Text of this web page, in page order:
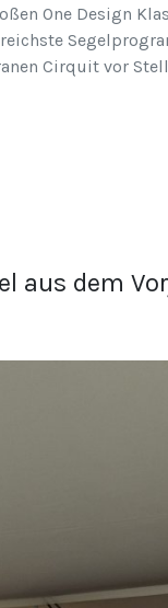
One Design
Cirquit vor
aus dem